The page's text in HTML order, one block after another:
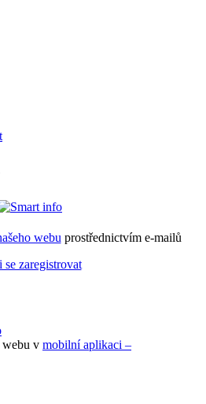
webu prostřednictvím e-mailů
se zaregistrovat
webu v mobilní aplikaci –